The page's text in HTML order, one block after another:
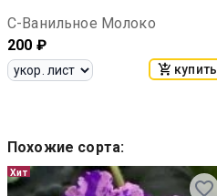
С-Ванильное Молоко
200 ₽
купить
Похожие сорта:
Хит